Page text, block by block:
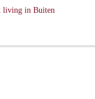
living in Buiten